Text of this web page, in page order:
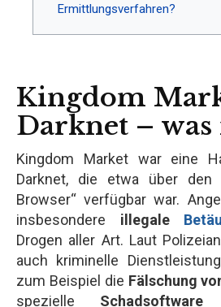
Ermittlungsverfahren?
Kingdom
Darknet – was
Kingdom Market war eine
Darknet, die etwa über den
Browser“ verfügbar war.
insbesondere illegale
Drogen aller Art. Laut
auch kriminelle
zum Beispiel die Fälschung
spezielle